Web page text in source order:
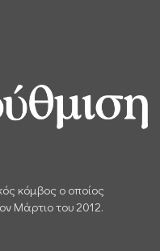
κόμβος ο οποίος
Μάρτιο του 2012.